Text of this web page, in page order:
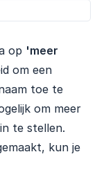
op 'meer
om een
toe te
om meer
te stellen.
kun je